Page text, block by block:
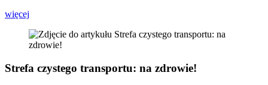
więcej
Strefa czystego transportu: na zdrowie!